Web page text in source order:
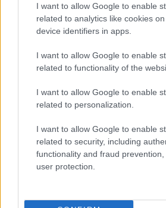
I want to allow Google to enable
related to analytics like cookies
device identifiers in apps.
I want to allow Google to enable
related to functionality of the
I want to allow Google to enable
related to personalization.
I want to allow Google to enable
related to security, including
functionality and fraud
user protection.
Az eddig említettek mellett ott
véres kéz motívuma, ez talán a
korábban említett, házilag
vagyis könnyen lehet, hogy Abbie
nem a szülési komplikációkba.
marad a rejtély a mellékhelyiség
Abbie kezdi el bontani, aztán
és kijelenti, hogy „itt van valami” ,
meg, hogy ha tényleg van ott
főhősnő elméje lassan
végül valószínűleg akkor szakad
Susan bejelenti, hogy
tel (vagyis így Susan „elveszi tőle
Fokozatosan veszít el mindent,